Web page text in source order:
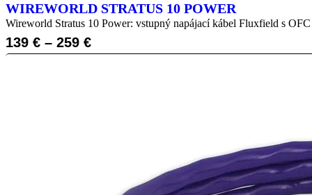
WIREWORLD STRATUS 10 POWER
Wireworld Stratus 10 Power: vstupný napájací kábel Fluxfield s
139 € – 259 €